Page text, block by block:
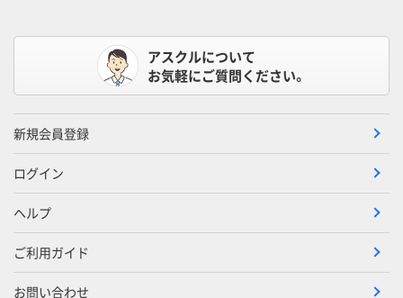
アスクルについて
お気軽にご質問ください。
新規会員登録
ログイン
ヘルプ
ご利用ガイド
お問い合わせ